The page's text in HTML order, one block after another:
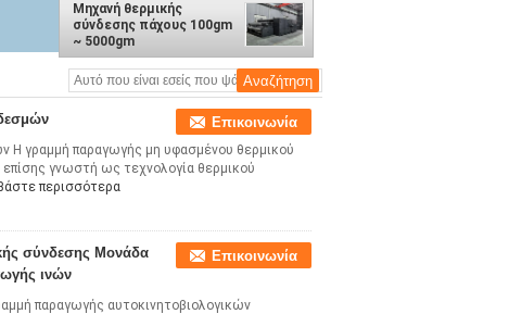
Μηχανή θερμικής
σύνδεσης πάχους 100gm
~ 5000gm
Επικοινωνία
Η γραμμή παραγωγής μη υφασμένου θερμικού
γνωστή ως τεχνολογία θερμικού
περισσότερα
σύνδεσης Μονάδα
ινών
Επικοινωνία
παραγωγής αυτοκινητοβιολογικών